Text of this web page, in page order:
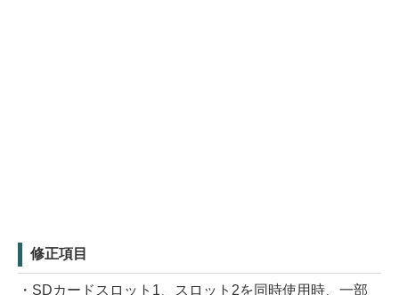
修正項目
・SDカードスロット1、スロット2を同時使用時、一部